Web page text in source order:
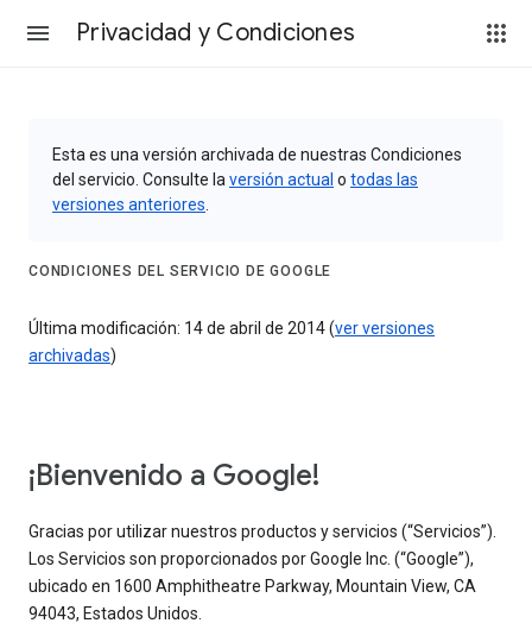
Privacidad y Condiciones
Esta es una versión archivada de nuestras Condiciones
del servicio. Consulte la versión actual o todas las
versiones anteriores
CONDICIONES DEL SERVICIO DE GOOGLE
Última modificación: 14 de abril de 2014 (ver versiones
archivadas)
¡Bienvenido a Google!
Gracias por utilizar nuestros productos y servicios (“Servicios”).
Los Servicios son proporcionados por Google Inc. (“Google”),
ubicado en 1600 Amphitheatre Parkway, Mountain View, CA
94043, Estados Unidos.